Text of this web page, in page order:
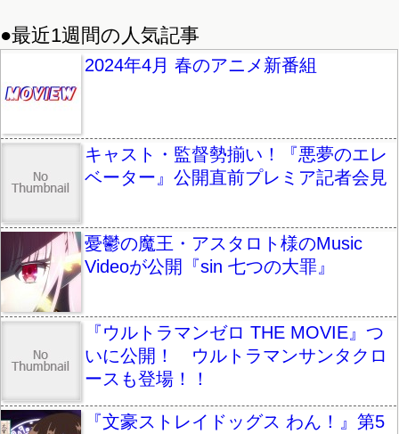
●最近1週間の人気記事
2024年4月 春のアニメ新番組
キャスト・監督勢揃い！『悪夢のエレ
ベーター』公開直前プレミア記者会見
憂鬱の魔王・アスタロト様のMusic
Videoが公開『sin 七つの大罪』
『ウルトラマンゼロ THE MOVIE』つ
いに公開！ ウルトラマンサンタクロ
ースも登場！！
『文豪ストレイドッグス わん！』第5